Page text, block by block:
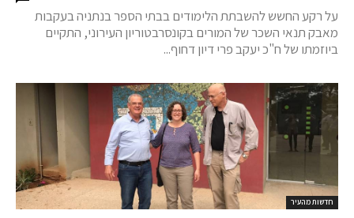
על רקע החשש להשבתת הלימודים בבתי הספר בנתניה בעקבות
מאבק תנאי השכר של המורים בקונסרבטוריון העירוני, התקיים
ביוזמתו של ח"כ יעקב פרי דיון דחוף...
חדשות מהעיר